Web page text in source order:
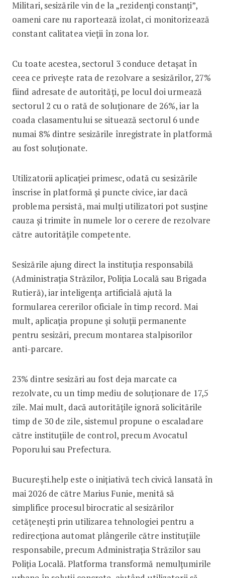
Militari, sesizările vin de la „rezidenți constanți”,
oameni care nu raportează izolat, ci monitorizează
constant calitatea vieții în zona lor.
Cu toate acestea, sectorul 3 conduce detașat în
ceea ce privește rata de rezolvare a sesizărilor, 27%
fiind adresate de autorități, pe locul doi urmează
sectorul 2 cu o rată de soluționare de 26%, iar la
coada clasamentului se situează sectorul 6 unde
numai 8% dintre sesizările înregistrate în platformă
au fost soluționate.
Utilizatorii aplicației primesc, odată cu sesizările
înscrise în platformă și puncte civice, iar dacă
problema persistă, mai mulți utilizatori pot susține
cauza și trimite în numele lor o cerere de rezolvare
către autoritățile competente.
Sesizările ajung direct la instituția responsabilă
(Administrația Străzilor, Poliția Locală sau Brigada
Rutieră), iar inteligența artificială ajută la
formularea cererilor oficiale în timp record. Mai
mult, aplicația propune și soluții permanente
pentru sesizări, precum montarea stalpisorilor
anti-parcare.
23% dintre sesizări au fost deja marcate ca
rezolvate, cu un timp mediu de soluționare de 17,5
zile. Mai mult, dacă autoritățile ignoră solicitările
timp de 30 de zile, sistemul propune o escaladare
către instituțiile de control, precum Avocatul
Poporului sau Prefectura.
București.help este o inițiativă tech civică lansată în
mai 2026 de către Marius Funie, menită să
simplifice procesul birocratic al sesizărilor
cetățenești prin utilizarea tehnologiei pentru a
redirecționa automat plângerile către instituțiile
responsabile, precum Administrația Străzilor sau
Poliția Locală. Platforma transformă nemulțumirile